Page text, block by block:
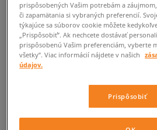
Informujte ma o
Ak bude položka opäť dostupná,
Vyberte veľkosť
ZISTIŤ DOSTUPNOSŤ V NAŠICH
prispôsobených Vašim potrebám a
či zapamätania si vybraných preferencií.
týkajúce sa súborov cookie môžete
„Prispôsobiť”. Ak nechcete dostávať
prispôsobenú Vašim preferenciám, vyberte
všetky”. Viac informácií nájdete v našich
údajov.
Prispôsobiť